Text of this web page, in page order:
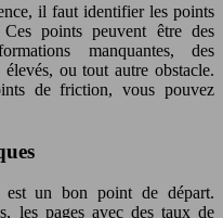
il faut identifier les points
points peuvent être des
manquantes, des
ou tout autre obstacle.
de friction, vous pouvez
est un bon point de départ.
les pages avec des taux de